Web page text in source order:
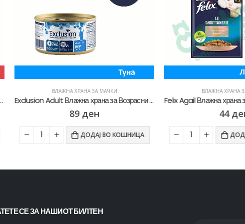
ВЛАЖНА ХРАНА ЗА МАЧКИ
Exclusion Adult Влажна храна за Возрасни мачки со Туна пате [Конзерва 85гр]
ДОДАЈ ВО КОШНИЦА
ВЛАЖНА ХРАНА ЗА МАЧКИ
ДОДАЈ ВО
СЕ ЗА НАШИОТ БИЛТЕН